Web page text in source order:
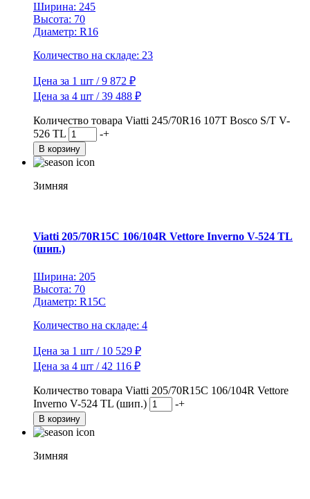
Ширина: 245
Высота: 70
Диаметр: R16
Количество на складе: 23
Цена за 1 шт / 9 872 ₽
Цена за 4 шт / 39 488 ₽
Количество товара Viatti 245/70R16 107T Bosco S/T V-
526 TL
-+
В корзину
Зимняя
Viatti 205/70R15C 106/104R Vettore Inverno V-524 TL
(шип.)
Ширина: 205
Высота: 70
Диаметр: R15C
Количество на складе: 4
Цена за 1 шт / 10 529 ₽
Цена за 4 шт / 42 116 ₽
Количество товара Viatti 205/70R15C 106/104R Vettore
Inverno V-524 TL (шип.)
-+
В корзину
Зимняя